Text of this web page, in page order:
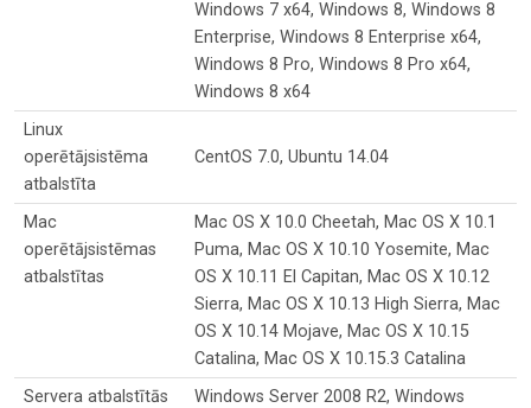
Windows 7 x64, Windows 8, Windows 8
Enterprise, Windows 8 Enterprise x64,
Windows 8 Pro, Windows 8 Pro x64,
Windows 8 x64
Linux
operētājsistēma
atbalstīta
CentOS 7.0, Ubuntu 14.04
Mac
operētājsistēmas
atbalstītas
Mac OS X 10.0 Cheetah, Mac OS X 10.1
Puma, Mac OS X 10.10 Yosemite, Mac
OS X 10.11 El Capitan, Mac OS X 10.12
Sierra, Mac OS X 10.13 High Sierra, Mac
OS X 10.14 Mojave, Mac OS X 10.15
Catalina, Mac OS X 10.15.3 Catalina
Servera atbalstītās
Windows Server 2008 R2, Windows